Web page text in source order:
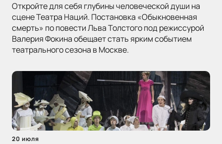
Откройте для себя глубины человеческой души на
сцене Театра Наций. Постановка «Обыкновенная
смерть» по повести Льва Толстого под режиссурой
Валерия Фокина обещает стать ярким событием
театрального сезона в Москве.
20 июля